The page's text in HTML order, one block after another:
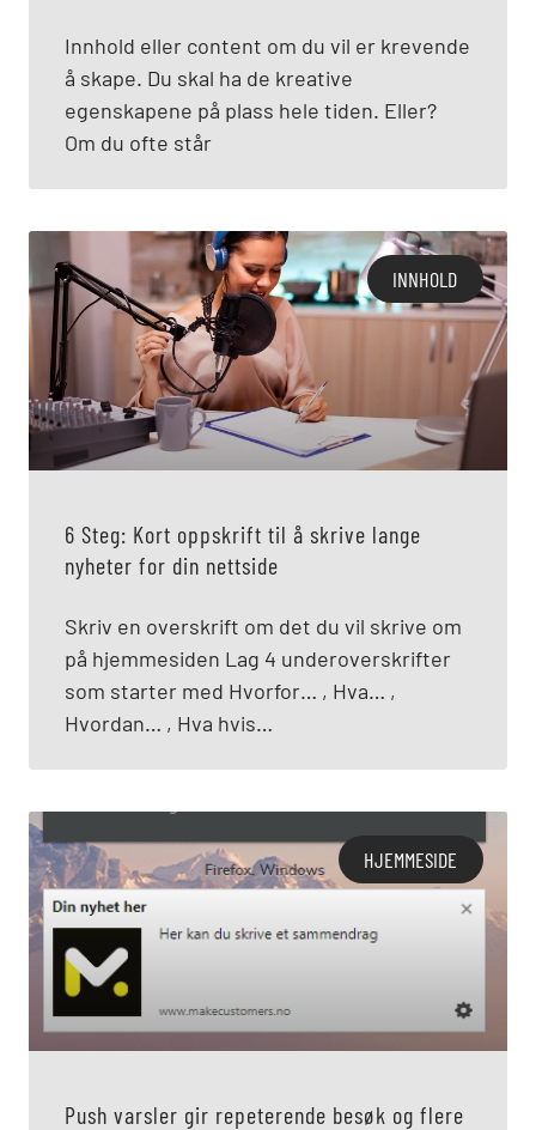
Innhold eller content om du vil er krevende
å skape. Du skal ha de kreative
egenskapene på plass hele tiden. Eller?
Om du ofte står
INNHOLD
6 Steg: Kort oppskrift til å skrive lange
nyheter for din nettside
Skriv en overskrift om det du vil skrive om
på hjemmesiden Lag 4 underoverskrifter
som starter med Hvorfor… , Hva… ,
Hvordan… , Hva hvis…
HJEMMESIDE
Push varsler gir repeterende besøk og flere